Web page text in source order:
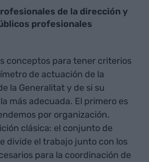
de la dirección y
profesionales
conceptos para tener criterios
de actuación de la
la Generalitat y de si su
más adecuada. El primero es
por organización.
clásica: el conjunto de
divide el trabajo junto con los
para la coordinación de